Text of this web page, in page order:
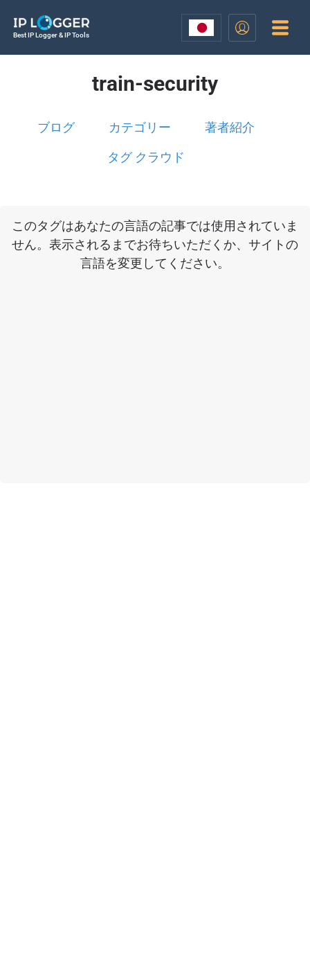
Best IP Logger & IP Tools
train-security
ブログ カテゴリー 著者紹介
タグ クラウド